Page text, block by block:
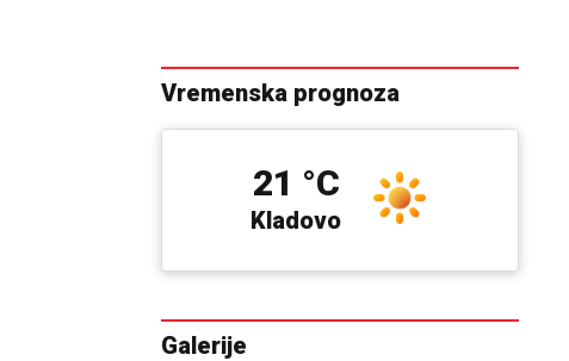
Vremenska prognoza
Kladovo
21 °C
Galerije